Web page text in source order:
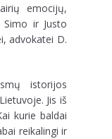
emocijų,
Simo ir Justo
advokatei D.
istorijos
Jis iš
kurie baldai
reikalingi ir